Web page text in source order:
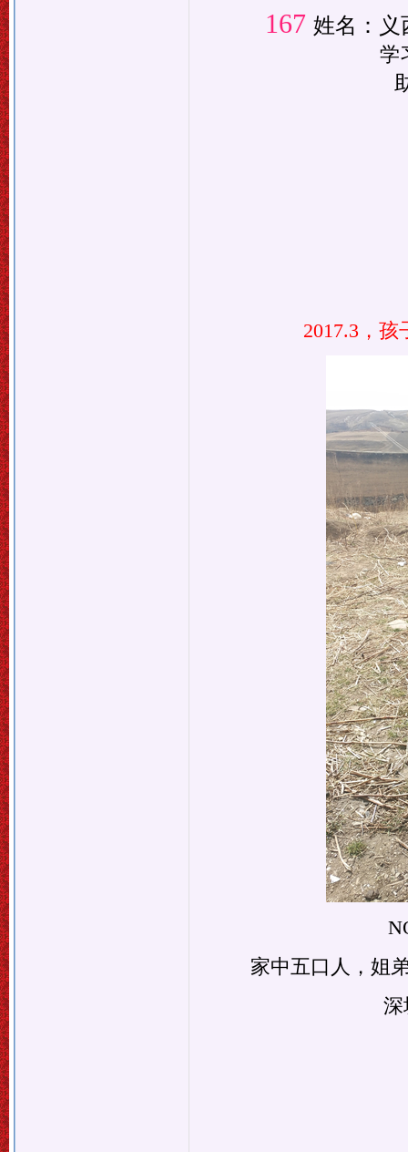
167 姓名： 义
学
2017.3，
家中五口人，姐
深